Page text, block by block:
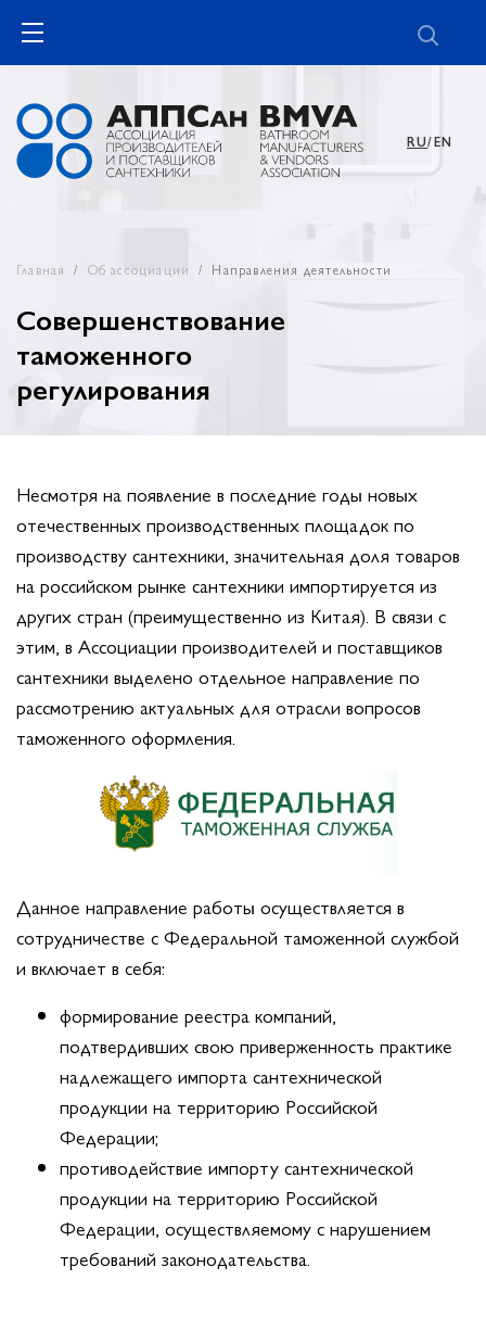
RU/EN
Главная Об ассоциации Направления деятельности
Совершенствование
таможенного
регулирования
Несмотря на появление в последние годы новых
отечественных производственных площадок по
производству сантехники, значительная доля товаров
на российском рынке сантехники импортируется из
других стран (преимущественно из Китая). В связи с
этим, в Ассоциации производителей и поставщиков
сантехники выделено отдельное направление по
рассмотрению актуальных для отрасли вопросов
таможенного оформления.
Данное направление работы осуществляется в
сотрудничестве с Федеральной таможенной службой
и включает в себя:
формирование реестра компаний,
подтвердивших свою приверженность практике
надлежащего импорта сантехнической
продукции на территорию Российской
Федерации;
противодействие импорту сантехнической
продукции на территорию Российской
Федерации, осуществляемому с нарушением
требований законодательства.